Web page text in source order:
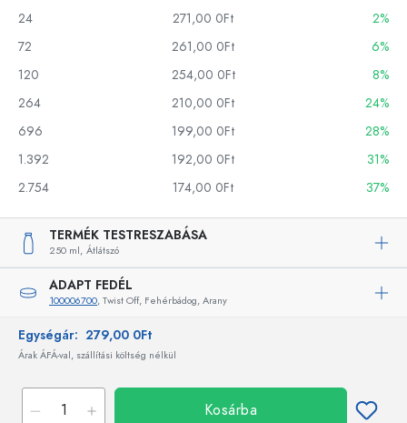
24
271,00 0Ft
2%
72
261,00 0Ft
6%
120
254,00 0Ft
8%
264
210,00 0Ft
24%
696
199,00 0Ft
28%
1.392
192,00 0Ft
31%
2.754
174,00 0Ft 37%
TERMÉK TESTRESZABÁSA
250 ml, Átlátszó
ADAPT FEDÉL
100006700, Twist Off, Fehérbádog, Arany
Egységár: 279,00 0Ft
Árak ÁFÁ-val, szállítási költség nélkül
Kosárba